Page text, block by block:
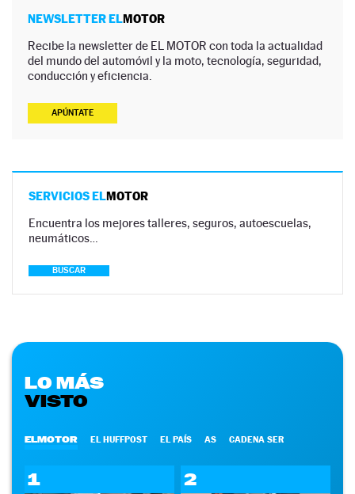
NEWSLETTER ELMOTOR
Recibe la newsletter de EL MOTOR con toda la actualidad
del mundo del automóvil y la moto, tecnología, seguridad,
conducción y eficiencia.
APÚNTATE
SERVICIOS ELMOTOR
Encuentra los mejores talleres, seguros, autoescuelas,
neumáticos…
BUSCAR
LO MÁS
VISTO
ELMOTOR EL HUFFPOST EL PAÍS AS CADENA SER
1 2